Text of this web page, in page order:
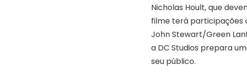
Nicholas Hoult, que
filme terá participações
John Stewart/Green
a DC Studios prepara
seu público.